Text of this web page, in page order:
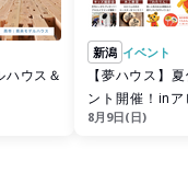
新潟 イベント
【夢ハウス】
ント開催！in
亀田店
8月9日(日)